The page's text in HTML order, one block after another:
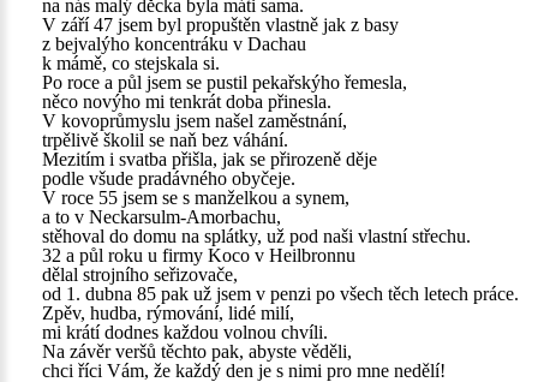
na nás malý děcka byla máti sama.
V září 47 jsem byl propuštěn vlastně jak z basy
z bejvalýho koncentráku v Dachau
k mámě, co stejskala si.
Po roce a půl jsem se pustil pekařskýho řemesla,
něco novýho mi tenkrát doba přinesla.
V kovoprůmyslu jsem našel zaměstnání,
trpělivě školil se naň bez váhání.
Mezitím i svatba přišla, jak se přirozeně děje
podle všude pradávného obyčeje.
V roce 55 jsem se s manželkou a synem,
a to v Neckarsulm-Amorbachu,
stěhoval do domu na splátky, už pod naši vlastní střechu.
32 a půl roku u firmy Koco v Heilbronnu
dělal strojního seřizovače,
od 1. dubna 85 pak už jsem v penzi po všech těch letech práce.
Zpěv, hudba, rýmování, lidé milí,
mi krátí dodnes každou volnou chvíli.
Na závěr veršů těchto pak, abyste věděli,
chci říci Vám, že každý den je s nimi pro mne nedělí!